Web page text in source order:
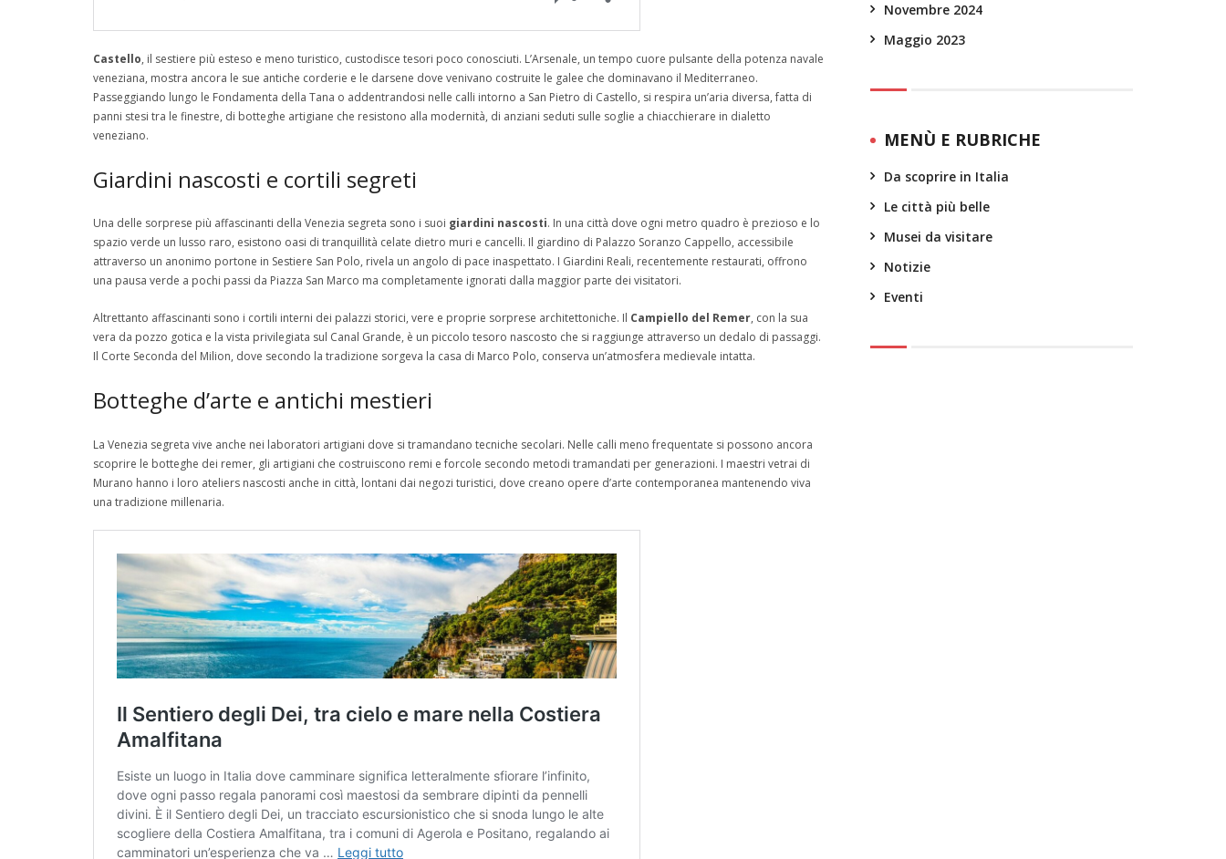
Castello, il sestiere più esteso e meno turistico, custodisce tesori poco conosciuti. L’Arsenale, un tempo cuore pulsante della potenza navale
veneziana, mostra ancora le sue antiche corderie e le darsene dove venivano costruite le galee che dominavano il Mediterraneo.
Passeggiando lungo le Fondamenta della Tana o addentrandosi nelle calli intorno a San Pietro di Castello, si respira un’aria diversa, fatta di
panni stesi tra le finestre, di botteghe artigiane che resistono alla modernità, di anziani seduti sulle soglie a chiacchierare in dialetto
veneziano.
Giardini nascosti e cortili segreti
Una delle sorprese più affascinanti della Venezia segreta sono i suoi giardini nascosti. In una città dove ogni metro quadro è prezioso e lo
spazio verde un lusso raro, esistono oasi di tranquillità celate dietro muri e cancelli. Il giardino di Palazzo Soranzo Cappello, accessibile
attraverso un anonimo portone in Sestiere San Polo, rivela un angolo di pace inaspettato. I Giardini Reali, recentemente restaurati, offrono
una pausa verde a pochi passi da Piazza San Marco ma completamente ignorati dalla maggior parte dei visitatori.
Altrettanto affascinanti sono i cortili interni dei palazzi storici, vere e proprie sorprese architettoniche. Il Campiello del Remer, con la sua
vera da pozzo gotica e la vista privilegiata sul Canal Grande, è un piccolo tesoro nascosto che si raggiunge attraverso un dedalo di passaggi.
Il Corte Seconda del Milion, dove secondo la tradizione sorgeva la casa di Marco Polo, conserva un’atmosfera medievale intatta.
Botteghe d’arte e antichi mestieri
La Venezia segreta vive anche nei laboratori artigiani dove si tramandano tecniche secolari. Nelle calli meno frequentate si possono ancora
scoprire le botteghe dei remer, gli artigiani che costruiscono remi e forcole secondo metodi tramandati per generazioni. I maestri vetrai di
Murano hanno i loro ateliers nascosti anche in città, lontani dai negozi turistici, dove creano opere d’arte contemporanea mantenendo viva
una tradizione millenaria.
Novembre 2024
Maggio 2023
MENÙ E RUBRICHE
Da scoprire in Italia
Le città più belle
Musei da visitare
Notizie
Eventi